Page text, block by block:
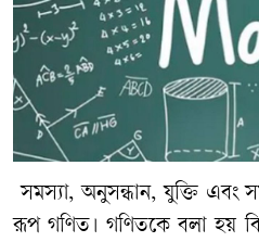
সমস্যা, অনুসন্ধান, যুক্তি এবং
রূপ গণিত। গণিতকে বলা হয়